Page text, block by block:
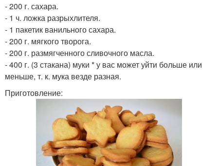
- 200 г. сахара.
- 1 ч. ложка разрыхлителя.
- 1 пакетик ванильного сахара.
- 200 г. мягкого творога.
- 200 г. размягченного сливочного масла.
- 400 г. (3 стакана) муки * у вас может уйти больше или
меньше, т. к. мука везде разная.
Приготовление: